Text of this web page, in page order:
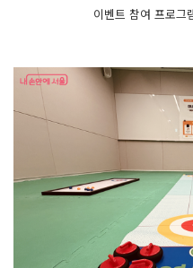
이벤트 참여 프로